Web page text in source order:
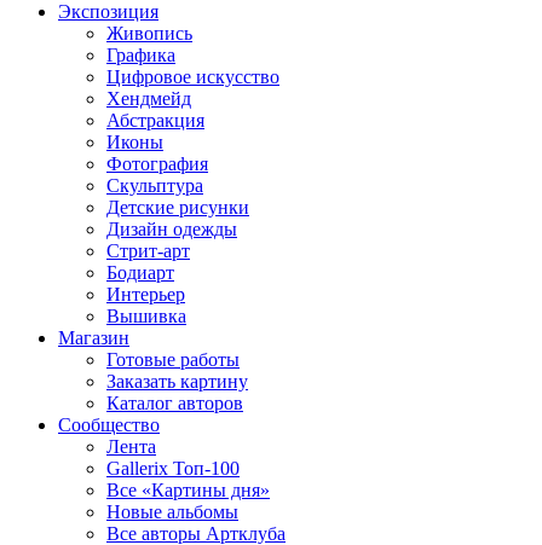
Экспозиция
Живопись
Графика
Цифровое искусство
Хендмейд
Абстракция
Иконы
Фотография
Скульптура
Детские рисунки
Дизайн одежды
Стрит-арт
Бодиарт
Интерьер
Вышивка
Магазин
Готовые работы
Заказать картину
Каталог авторов
Сообщество
Лента
Gallerix Топ-100
Все «Картины дня»
Новые альбомы
Все авторы Артклуба